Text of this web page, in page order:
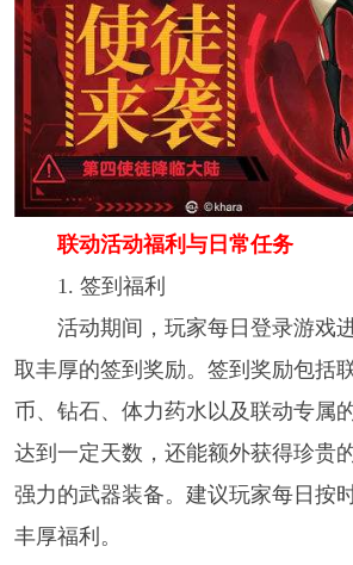
联动活动福利与日常任务​
1. 签到福利​
活动期间，玩家每日登录游戏
取丰厚的签到奖励。签到奖励包括
币、钻石、体力药水以及联动专属
达到一定天数，还能额外获得珍贵
强力的武器装备。建议玩家每日按
丰厚福利。​